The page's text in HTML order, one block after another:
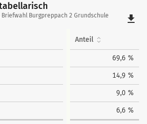
Burgpreppach 2 Grundschule
file_download
Anteil
69,6 %
14,9 %
9,0 %
6,6 %